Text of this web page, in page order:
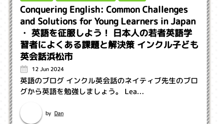
Conquering English: Common Challenges
and Solutions for Young Learners in Japan
・ 英語を征服しよう！ 日本人の若者英語学
習者によくある課題と解決策 インクル子ども
英会話浜松市
12 Jun 2024
英語のブログ インクル英会話のネイティブ先生のブロ
グから英語を勉強しましょう。 Lea...
by Dan